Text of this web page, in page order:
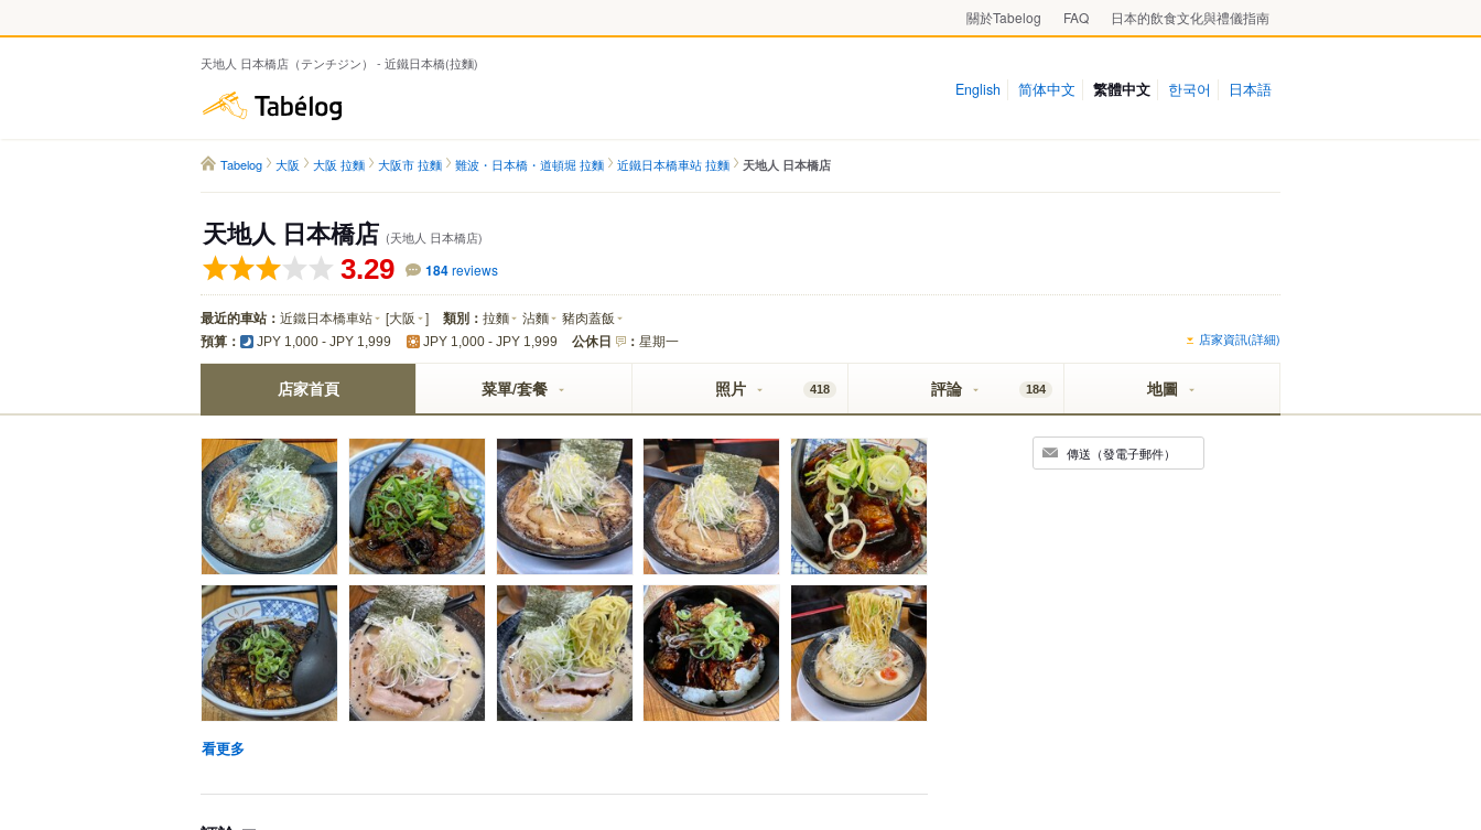
關於Tabelog FAQ 日本的飲食文化與禮儀指南
天地人 日本橋店（テンチジン） - 近鐵日本橋(拉麵)
English 简体中文 繁體中文 한국어 日本語
Tabelog 大阪 大阪 拉麵 大阪市 拉麵 難波・日本橋・道頓堀 拉麵 近鐵日本橋車站 拉麵 天地人 日本橋店
天地人 日本橋店 (天地人 日本橋店)
3.29 184reviews
最近的車站： 近鐵日本橋車站 [大阪 ] 類別： 拉麵 沾麵 豬肉蓋飯
預算： JPY 1,000 - JPY 1,999 JPY 1,000 - JPY 1,999 公休日 ： 星期一 店家資訊(詳細)
店家首頁 菜單/套餐 照片 418 評論 184 地圖
看更多
傳送（發電子郵件）